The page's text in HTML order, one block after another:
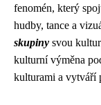
fenomén, který
hudby, tance a
skupiny svou
kulturní výměna
kulturami a vytváří